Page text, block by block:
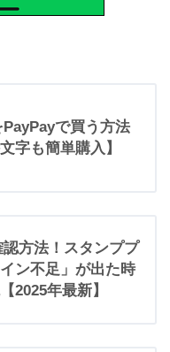
で買う方法
字も簡単購入】
方法！スタンププ
ン不足」が出た時
2025年最新】